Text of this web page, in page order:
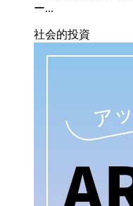
ー...
社会的投資